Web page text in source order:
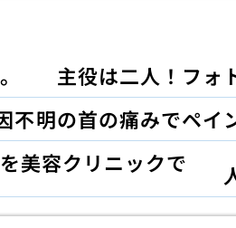
主役は二人！フォ
不明の首の痛みでペイ
美容クリニックで